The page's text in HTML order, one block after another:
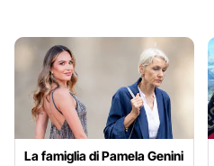
La famiglia di Pamela Genini